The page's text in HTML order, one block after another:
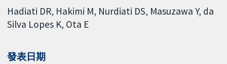
Hadiati DR Hakimi M Nurdiati DS Masuzawa Y da
Silva Lopes K Ota E
發表日期